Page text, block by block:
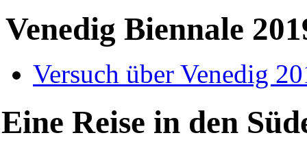
Venedig Biennale
Versuch über Venedig
Eine Reise in den